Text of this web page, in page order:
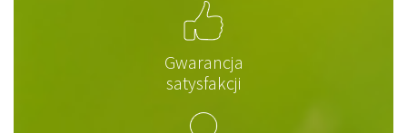
Gwarancja
satysfakcji